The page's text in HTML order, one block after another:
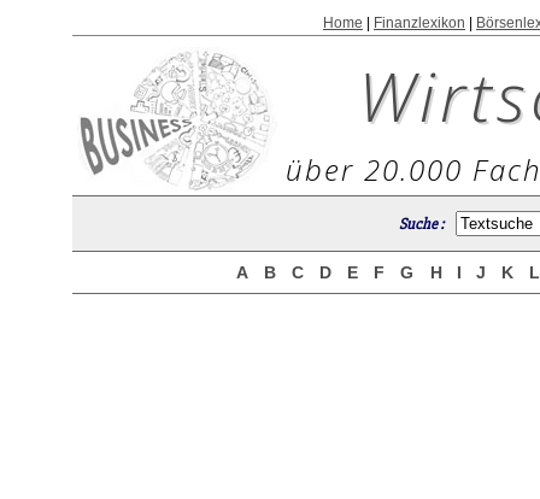
Home Finanzlexikon
über 20.000
Suche :
A B C D E F G H I J K